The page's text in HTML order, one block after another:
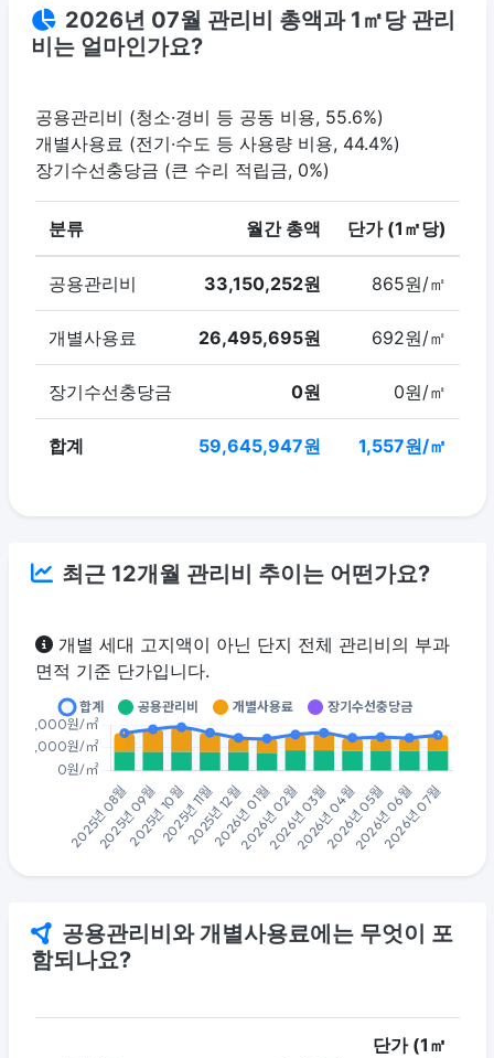
2026년 07월 관리비 총액과 1㎡당 관리
비는 얼마인가요?
공용관리비 (청소·경비 등 공동 비용, 55.6%)
개별사용료 (전기·수도 등 사용량 비용, 44.4%)
장기수선충당금 (큰 수리 적립금, 0%)
분류 월간 총액 단가 (1㎡당)
공용관리비 33,150,252원 865원/㎡
개별사용료 26,495,695원 692원/㎡
장기수선충당금 0원 0원/㎡
합계 59,645,947원 1,557원/㎡
최근 12개월 관리비 추이는 어떤가요?
개별 세대 고지액이 아닌 단지 전체 관리비의 부과
면적 기준 단가입니다.
공용관리비와 개별사용료에는 무엇이 포
함되나요?
단가 (1㎡